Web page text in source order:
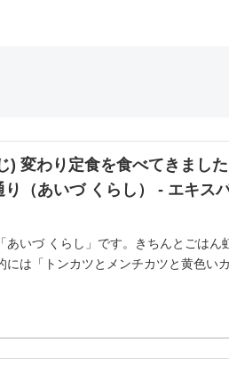
) 変わり定食を食べてきまし
（あいづ くらし） - エキス
あいづ くらし」です。きちんとごはん
は「トンカツとメンチカツと黄色いカ